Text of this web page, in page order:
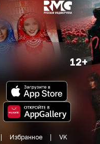
12+
Избранное VK